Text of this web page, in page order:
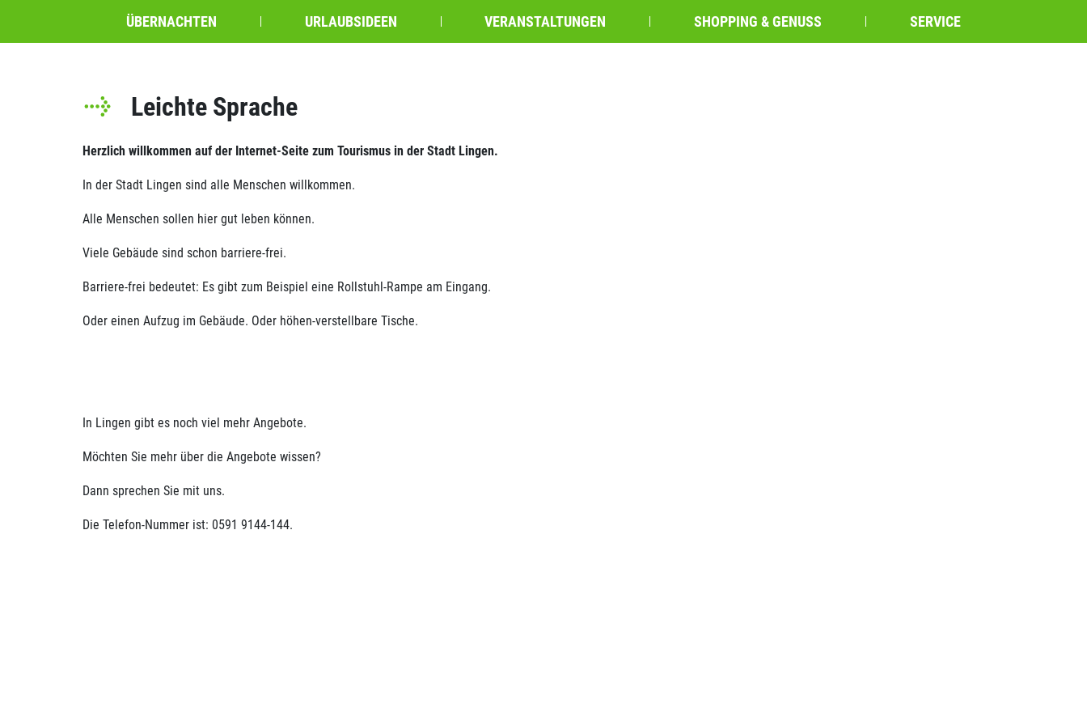
ÜBERNACHTEN URLAUBSIDEEN VERANSTALTUNGEN SHOPPING & GENUSS SERVICE
Leichte Sprache
Herzlich willkommen auf der Internet-Seite zum Tourismus in der Stadt Lingen.
In der Stadt Lingen sind alle Menschen willkommen.
Alle Menschen sollen hier gut leben können.
Viele Gebäude sind schon barriere-frei.
Barriere-frei bedeutet: Es gibt zum Beispiel eine Rollstuhl-Rampe am Eingang.
Oder einen Aufzug im Gebäude. Oder höhen-verstellbare Tische.
In Lingen gibt es noch viel mehr Angebote.
Möchten Sie mehr über die Angebote wissen?
Dann sprechen Sie mit uns.
Die Telefon-Nummer ist: 0591 9144-144.